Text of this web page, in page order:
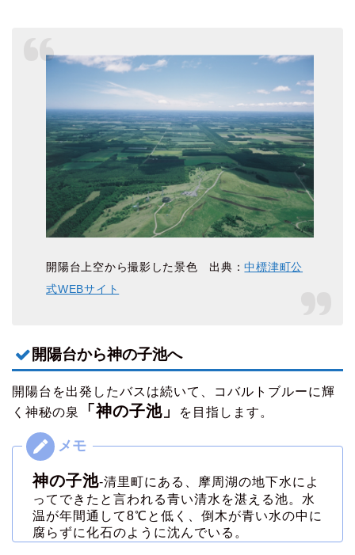
開陽台上空から撮影した景色 出典：中標津町公
式WEBサイト
開陽台から神の子池へ
開陽台を出発したバスは続いて、コバルトブルーに輝
く神秘の泉
「神の子池」 を目指します。
神の子池-清里町にある、摩周湖の地下水によ
ってできたと言われる青い清水を湛える池。水
温が年間通して8℃と低く、倒木が青い水の中に
腐らずに化石のように沈んでいる。